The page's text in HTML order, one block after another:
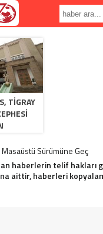
TIGRAY
Masaüstü Sürümüne Geç
haberlerin telif hakları
aittir, haberleri